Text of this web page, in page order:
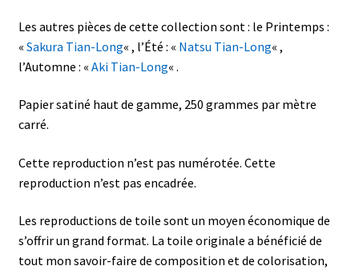
Les autres pièces de cette collection sont : le Printemps :
« Sakura Tian-Long« , l’Été : « Natsu Tian-Long« ,
l’Automne : « Aki Tian-Long« .
Papier satiné haut de gamme, 250 grammes par mètre
carré.
Cette reproduction n’est pas numérotée. Cette
reproduction n’est pas encadrée.
Les reproductions de toile sont un moyen économique de
s’offrir un grand format. La toile originale a bénéficié de
tout mon savoir-faire de composition et de colorisation,